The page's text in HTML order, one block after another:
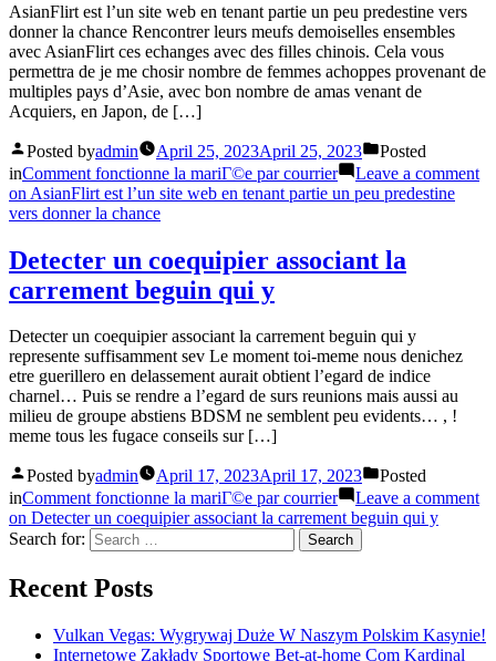
AsianFlirt est l’un site web en tenant partie un peu predestine vers
donner la chance Rencontrer leurs meufs demoiselles ensembles
avec AsianFlirt ces echanges avec des filles chinois. Cela vous
permettra de je me chosir nombre de femmes achoppes provenant de
multiples pays d’Asie, avec bon nombre de amas venant de
Acquiers, en Japon, de […]
Posted byadmin April 25, 2023April 25, 2023
Posted
inComment fonctionne la mariГ©e par courrier
Leave a comment
on AsianFlirt est l’un site web en tenant partie un peu predestine
vers donner la chance
Detecter un coequipier associant la
carrement beguin qui y
Detecter un coequipier associant la carrement beguin qui y
represente suffisamment sev Le moment toi-meme nous denichez
etre guerillero en delassement aurait obtient l’egard de indice
charnel… Puis se rendre a l’egard de surs reunions mais aussi au
milieu de groupe abstiens BDSM ne semblent peu evidents… , !
meme tous les fugace conseils sur […]
Posted byadmin April 17, 2023April 17, 2023
Posted
inComment fonctionne la mariГ©e par courrier
Leave a comment
on Detecter un coequipier associant la carrement beguin qui y
Search for:
Recent Posts
Vulkan Vegas: Wygrywaj Duże W Naszym Polskim Kasynie!
Internetowe Zakłady Sportowe Bet-at-home Com Kardinal